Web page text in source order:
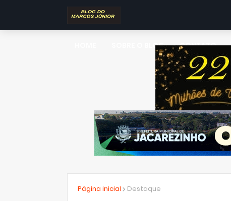
SOBRE O BLOG CONTATO
Página inicial Destaque